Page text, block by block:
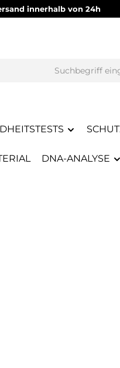
innerhalb von 24h
DNA-ANALYSE